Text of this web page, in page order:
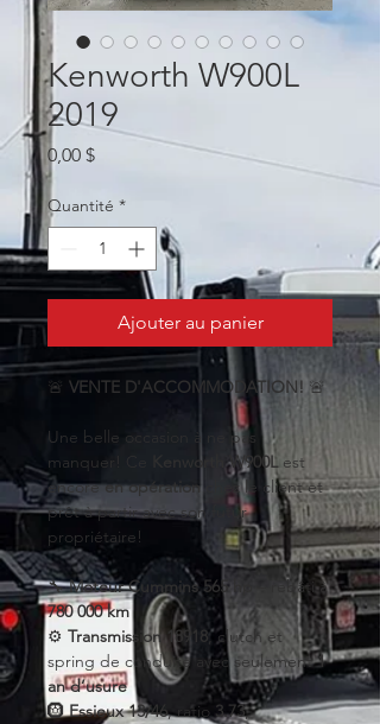
Kenworth W900L
2019
0,00 $Prix
Quantité *
Ajouter au panier
🚨 VENTE D'ACCOMMODATION! 🚨
Une belle occasion à ne pas
manquer! Ce
Kenworth W900L est
encore en opération chez le client et
prêt à partir avec son futur
propriétaire!
🔧 Moteur Cummins 565 hp
– rebâti à
780 000 km
⚙️ Transmission 18918, clutch et
spring de conduite avec seulement 1
an d’usure
🛞 Essieux 13/46, ratio 3.73,